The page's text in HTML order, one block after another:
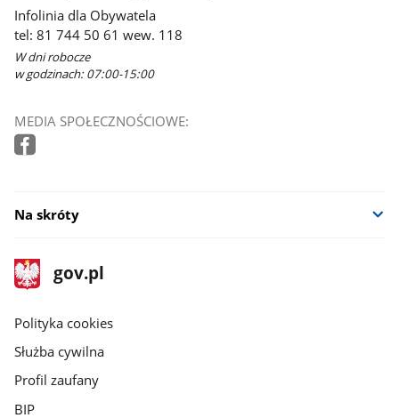
Infolinia dla Obywatela
tel: 81 744 50 61 wew. 118
W dni robocze
w godzinach: 07:00-15:00
MEDIA SPOŁECZNOŚCIOWE:
Na skróty
stopka
gov.pl
Strona
gov.pl
gov.pl
Polityka cookies
Służba cywilna
Profil zaufany
BIP